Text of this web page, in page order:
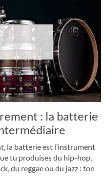
: la batterie
la batterie est l’instrument
tu produises du hip-hop,
du reggae ou du jazz : ton